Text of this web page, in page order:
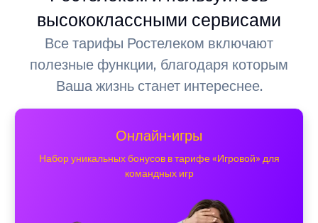
высококлассными сервисами
Все тарифы Ростелеком включают
полезные функции, благодаря которым
Ваша жизнь станет интереснее.
Онлайн-игры
Набор уникальных бонусов в тарифе «Игровой» для
командных игр